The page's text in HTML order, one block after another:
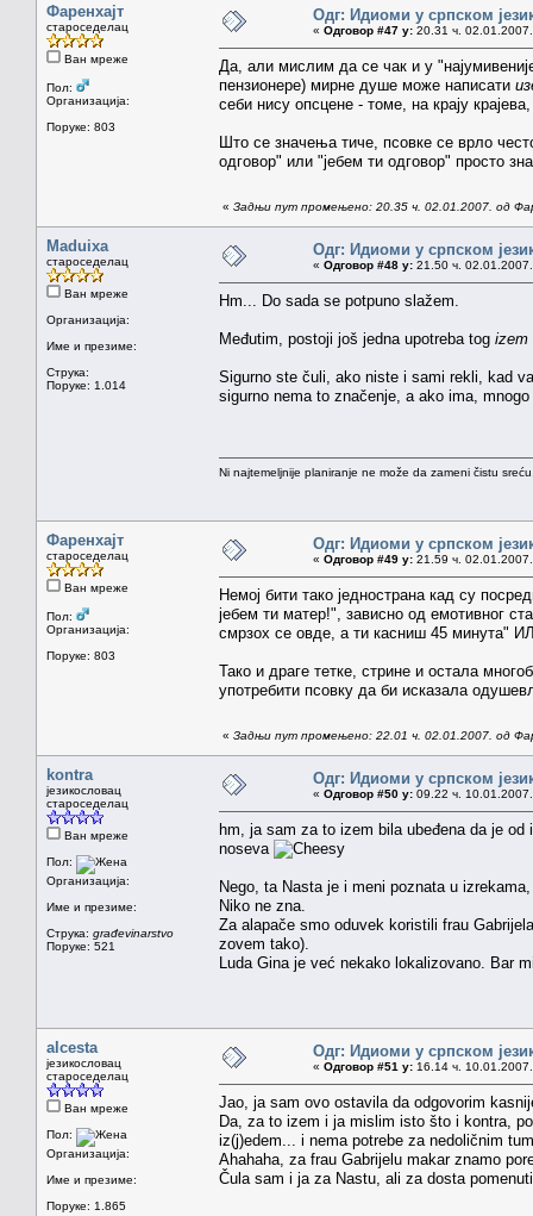
Фаренхајт
староседелац
Ван мреже
Пол:
Организација:
Поруке: 803
Одг: Идиоми у српском
« Одговор #47 у: 20.31 ч.
Да, али мислим да се чак и у
пензионере) мирне душе може написати
себи нису опсцене - томе, на крају
Што се значења тиче, псовке се врло
одговор" или "јебем ти одговор" просто
« Задњи пут промењено: 20.35 ч. 02.01.2007. од
Maduixa
староседелац
Ван мреже
Организација:
Име и презиме:
Струка:
Поруке: 1.014
Одг: Идиоми у српском
« Одговор #48 у: 21.50 ч.
Hm... Do sada se potpuno slažem.
Međutim, postoji još jedna upotreba tog izem
Sigurno ste čuli, ako niste i sami rekli, kad
sigurno nema to značenje, a ako ima,
Ni najtemeljnije planiranje ne može da zameni čistu
Фаренхајт
староседелац
Ван мреже
Пол:
Организација:
Поруке: 803
Одг: Идиоми у српском
« Одговор #49 у: 21.59 ч.
Немој бити тако једнострана кад су
јебем ти матер!", зависно од емотивног
смрзох се овде, а ти касниш 45 минута"
Тако и драге тетке, стрине и остала
употребити псовку да би исказала
« Задњи пут промењено: 22.01 ч. 02.01.2007. од
kontra
језикословац
староседелац
Ван мреже
Пол:
Организација:
Име и презиме:
Струка: građevinarstvo
Поруке: 521
Одг: Идиоми у српском
« Одговор #50 у: 09.22 ч.
hm, ja sam za to izem bila ubeđena da je
noseva
Nego, ta Nasta je i meni poznata u
Niko ne zna.
Za alapače smo oduvek koristili frau
zovem tako).
Luda Gina je već nekako lokalizovano. Bar
alcesta
језикословац
староседелац
Ван мреже
Пол:
Организација:
Име и презиме:
Поруке: 1.865
Одг: Идиоми у српском
« Одговор #51 у: 16.14 ч.
Jao, ja sam ovo ostavila da odgovorim
Da, za to izem i ja mislim isto što i kontra,
iz(j)edem... i nema potrebe za nedoličnim
Ahahaha, za frau Gabrijelu makar znamo
Čula sam i ja za Nastu, ali za dosta